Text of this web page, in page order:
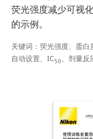
荧光强度减少可视
的示例。
关键词：荧光强度、蛋白
自动设置、IC50、剂量反